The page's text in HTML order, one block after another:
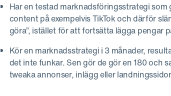
Har en testad marknadsföringsstrategi
content på exempelvis TikTok och därför
göra”, istället för att fortsätta lägga pengar
Kör en marknadsstrategi i 3 månader,
det inte funkar. Sen gör de gör en 180 och
tweaka annonser, inlägg eller